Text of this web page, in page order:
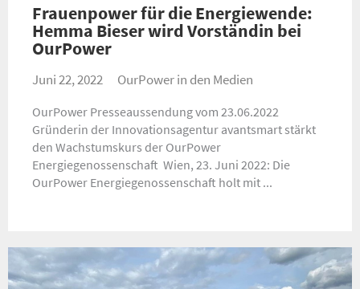
Frauenpower für die Energiewende:
Hemma Bieser wird Vorständin bei
OurPower
Juni 22, 2022 OurPower in den Medien
OurPower Presseaussendung vom 23.06.2022
Gründerin der Innovationsagentur avantsmart stärkt
den Wachstumskurs der OurPower
Energiegenossenschaft ​ Wien, 23. Juni 2022: Die
OurPower Energiegenossenschaft holt mit ...